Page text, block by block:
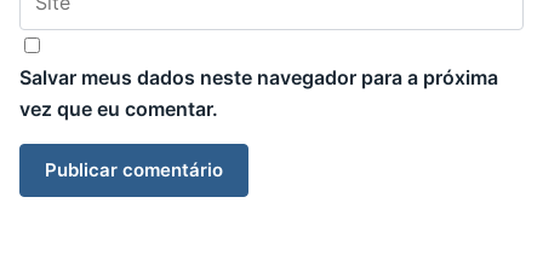
Salvar meus dados neste navegador para a próxima
vez que eu comentar.